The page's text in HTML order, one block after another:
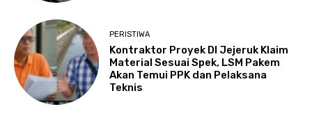
PERISTIWA
Kontraktor Proyek DI Jejeruk Klaim
Material Sesuai Spek, LSM Pakem
Akan Temui PPK dan Pelaksana
Teknis